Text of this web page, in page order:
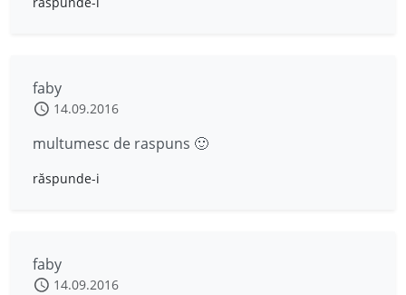
faby
14.09.2016
multumesc de raspuns 🙂
răspunde-i
faby
14.09.2016